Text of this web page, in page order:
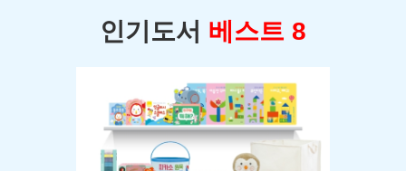
인기도서 베스트 8